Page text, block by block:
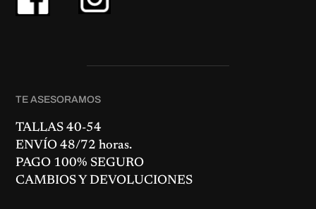
TE ASESORAMOS
TALLAS 40-54
ENVÍO 48/72 horas.
PAGO 100% SEGURO
CAMBIOS Y DEVOLUCIONES